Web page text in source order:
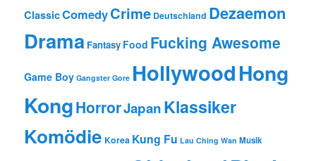
ClassicComedyCrime Deutschland Dezaemon
Drama Fantasy Food Fucking Awesome
Game Boy Gangster Gore HollywoodHong
KongHorrorJapanKlassiker
Komödie Korea Kung Fu Lau Ching Wan Musik